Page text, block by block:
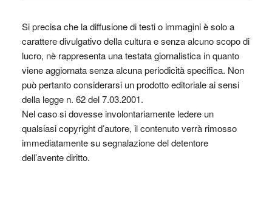
Si precisa che la diffusione di testi o immagini è solo a
carattere divulgativo della cultura e senza alcuno scopo di
lucro, nè rappresenta una testata giornalistica in quanto
viene aggiornata senza alcuna periodicità specifica. Non
può pertanto considerarsi un prodotto editoriale ai sensi
della legge n. 62 del 7.03.2001.
Nel caso si dovesse involontariamente ledere un
qualsiasi copyright d’autore, il contenuto verrà rimosso
immediatamente su segnalazione del detentore
dell’avente diritto.